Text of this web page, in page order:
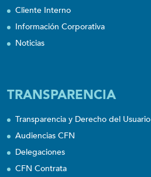
Cliente Interno
Información Corporativa
Noticias
TRANSPARENCIA
Transparencia y Derecho del Usuario
Audiencias CFN
Delegaciones
CFN Contrata